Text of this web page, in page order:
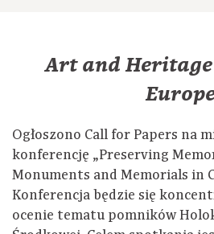
Art and
Ogłoszono Call for Papers na
konferencję „Preserving
Monuments and Memorials in
Konferencja będzie się
ocenie tematu pomników